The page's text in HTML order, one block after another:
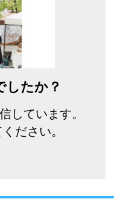
したか？
しています。
ださい。